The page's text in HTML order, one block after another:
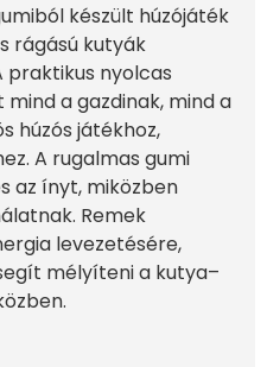
készült húzójáték
rágású kutyák
praktikus nyolcas
a gazdinak, mind a
húzós játékhoz,
A rugalmas gumi
az ínyt, miközben
Remek
levezetésére,
mélyíteni a kutya–